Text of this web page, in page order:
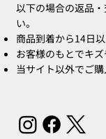
以下の場合の返品
い。
商品到着から14日
お客様のもとでキ
当サイト以外でご